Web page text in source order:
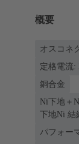
概要
オスコネ
定格電流:
銅合金
Ni下地＋
下地Ni 結
パフォー